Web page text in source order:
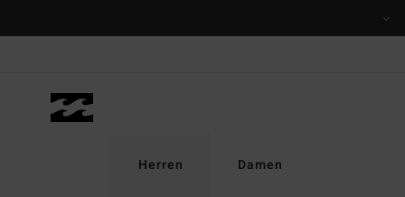
Herren Damen